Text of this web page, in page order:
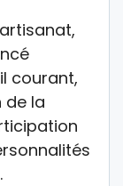
courant,
de la